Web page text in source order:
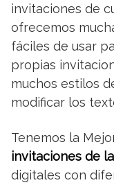
invitaciones de
ofrecemos
fáciles de usar
propias
muchos estilos
modificar los
Tenemos la
invitaciones de
digitales con